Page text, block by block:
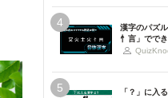
4
漢字のパズ
忄言」でで
5
「？」に入